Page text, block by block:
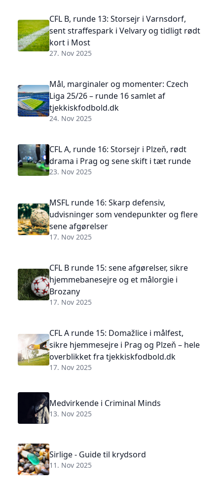
CFL B, runde 13: Storsejr i Varnsdorf,
sent straffespark i Velvary og tidligt rødt
kort i Most
27. Nov 2025
Mål, marginaler og momenter: Czech
Liga 25/26 – runde 16 samlet af
tjekkiskfodbold.dk
24. Nov 2025
CFL A, runde 16: Storsejr i Plzeň, rødt
drama i Prag og sene skift i tæt runde
23. Nov 2025
MSFL runde 16: Skarp defensiv,
udvisninger som vendepunkter og flere
sene afgørelser
17. Nov 2025
CFL B runde 15: sene afgørelser, sikre
hjemmebanesejre og et målorgie i
Brozany
17. Nov 2025
CFL A runde 15: Domažlice i målfest,
sikre hjemmesejre i Prag og Plzeň – hele
overblikket fra tjekkiskfodbold.dk
17. Nov 2025
Medvirkende i Criminal Minds
13. Nov 2025
Sirlige - Guide til krydsord
11. Nov 2025